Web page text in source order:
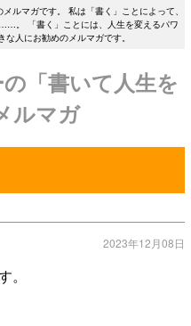
ルマガです。 私は「書く」ことによって、
。 「書く」ことには、人生を変えるパワ
人にお勧めのメルマガです。
「書いて人生を
ルマガ
2023年12月08日